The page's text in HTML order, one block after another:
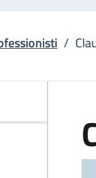
/
Zamagni